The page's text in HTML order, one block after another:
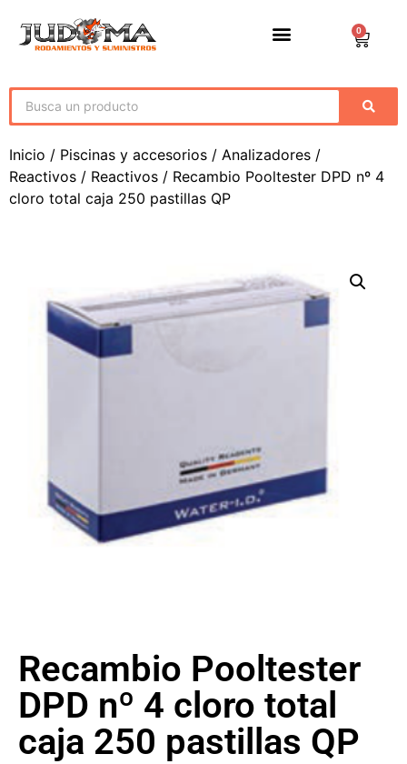
0
Inicio / Piscinas y accesorios / Analizadores /
Reactivos / Reactivos / Recambio Pooltester DPD nº 4
cloro total caja 250 pastillas QP
Recambio Pooltester
DPD nº 4 cloro total
caja 250 pastillas QP